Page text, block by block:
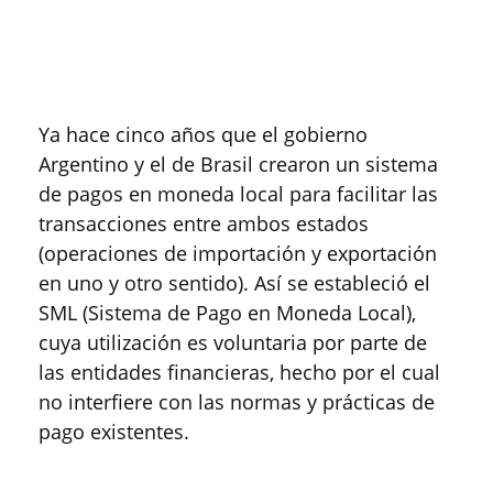
Ya hace cinco años que el gobierno
Argentino y el de Brasil crearon un sistema
de pagos en moneda local para facilitar las
transacciones entre ambos estados
(operaciones de importación y exportación
en uno y otro sentido). Así se estableció el
SML (Sistema de Pago en Moneda Local),
cuya utilización es voluntaria por parte de
las entidades financieras, hecho por el cual
no interfiere con las normas y prácticas de
pago existentes.